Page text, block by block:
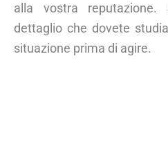
alla vostra
dettaglio che dovete
situazione prima di agire.